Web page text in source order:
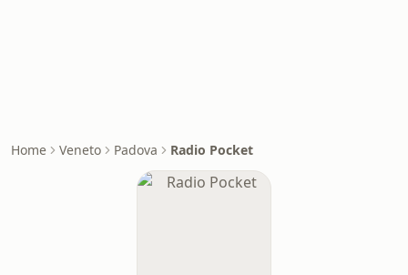
Home Veneto Padova Radio Pocket